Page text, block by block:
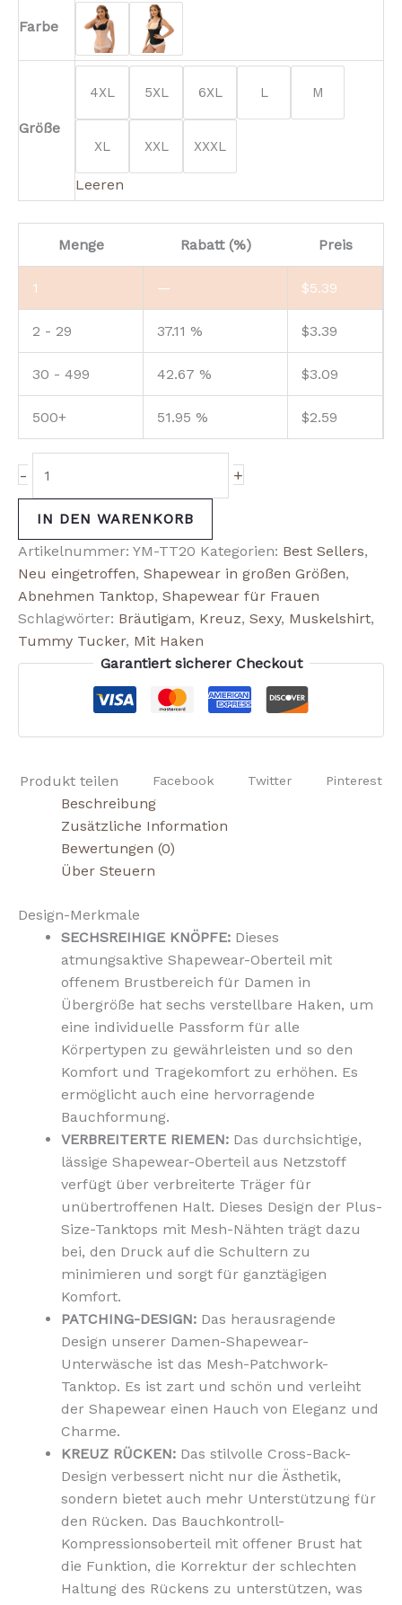
Farbe
Größe
4XL 5XL 6XL L M
XL XXL XXXL
Leeren
Menge Rabatt (%) Preis
1 — $5.39
2 - 29 37.11 % $3.39
30 - 499 42.67 % $3.09
500+ 51.95 % $2.59
- +
IN DEN WARENKORB
Artikelnummer: YM-TT20 Kategorien: Best Sellers,
Neu eingetroffen, Shapewear in großen Größen,
Abnehmen Tanktop, Shapewear für Frauen
Schlagwörter: Bräutigam, Kreuz, Sexy, Muskelshirt,
Tummy Tucker, Mit Haken
Garantiert sicherer Checkout
Produkt teilen Facebook Twitter Pinterest
Beschreibung
Zusätzliche Information
Bewertungen (0)
Über Steuern
Design-Merkmale
SECHSREIHIGE KNÖPFE: Dieses
atmungsaktive Shapewear-Oberteil mit
offenem Brustbereich für Damen in
Übergröße hat sechs verstellbare Haken, um
eine individuelle Passform für alle
Körpertypen zu gewährleisten und so den
Komfort und Tragekomfort zu erhöhen. Es
ermöglicht auch eine hervorragende
Bauchformung.
VERBREITERTE RIEMEN: Das durchsichtige,
lässige Shapewear-Oberteil aus Netzstoff
verfügt über verbreiterte Träger für
unübertroffenen Halt. Dieses Design der Plus-
Size-Tanktops mit Mesh-Nähten trägt dazu
bei, den Druck auf die Schultern zu
minimieren und sorgt für ganztägigen
Komfort.
PATCHING-DESIGN: Das herausragende
Design unserer Damen-Shapewear-
Unterwäsche ist das Mesh-Patchwork-
Tanktop. Es ist zart und schön und verleiht
der Shapewear einen Hauch von Eleganz und
Charme.
KREUZ RÜCKEN: Das stilvolle Cross-Back-
Design verbessert nicht nur die Ästhetik,
sondern bietet auch mehr Unterstützung für
den Rücken. Das Bauchkontroll-
Kompressionsoberteil mit offener Brust hat
die Funktion, die Korrektur der schlechten
Haltung des Rückens zu unterstützen, was